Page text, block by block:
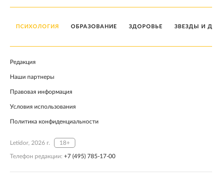
ПСИХОЛОГИЯ ОБРАЗОВАНИЕ ЗДОРОВЬЕ ЗВЕЗДЫ И
Редакция
Наши партнеры
Правовая информация
Условия использования
Политика конфиденциальности
Letidor, 2026 г. 18+
Телефон редакции: +7 (495) 785-17-00